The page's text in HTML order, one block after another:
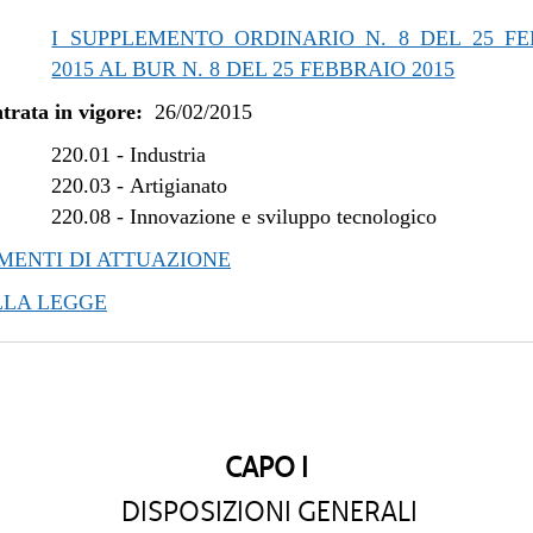
al 31/12/2021
2021 al 11/08/2021
al 11/11/2020
al 25/06/2020
2019 al 31/12/2019
2019 al 10/07/2019
al 30/04/2019
al 28/03/2018
al 31/12/2017
2016 al 31/12/2016
I SUPPLEMENTO ORDINARIO N. 8 DEL 25
2015 AL BUR N. 8 DEL 25 FEBBRAIO 2015
in vigore: 26/02/2015
220.01 -Industria
220.03 -Artigianato
220.08 -Innovazione e sviluppo tecnologico
DI ATTUAZIONE
LEGGE
CAPO I
DISPOSIZIONI GENERALI